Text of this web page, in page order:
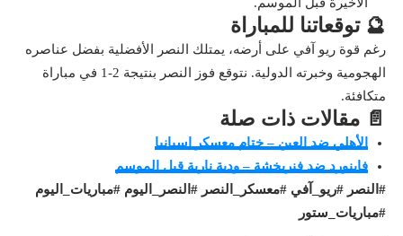
🔮 توقعاتنا للمباراة
رغم قوة ريو آفي على أرضه، يمتلك النصر الأفضلية بفضل عناصره
الهجومية وخبرته الدولية. نتوقع فوز النصر بنتيجة 2-1 في مباراة
متكافئة.
📄 مقالات ذات صلة
الأهلي ضد العين – ختام معسكر إسبانيا
فاينورد ضد فنربخشة – ودية نارية قبل الموسم
#النصر #ريو_آفي #معسكر_النصر #النصر_اليوم #مباريات_اليوم
#مباريات_ستور